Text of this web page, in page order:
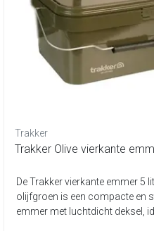
Trakker
Trakker Olive vierkante
De Trakker vierkante emmer 5
olijfgroen is een compacte en
emmer met luchtdicht deksel,